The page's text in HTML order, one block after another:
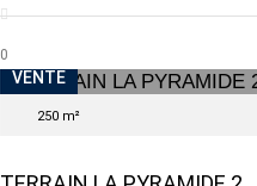
0
VENTE
250 m²